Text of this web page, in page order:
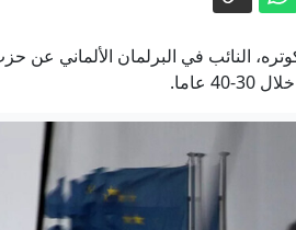
النائب في البرلمان الألماني عن
عاما.